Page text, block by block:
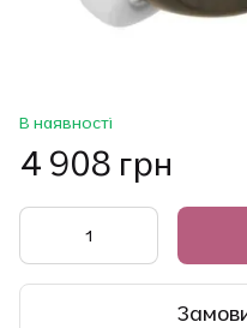
В наявності
4 908 грн